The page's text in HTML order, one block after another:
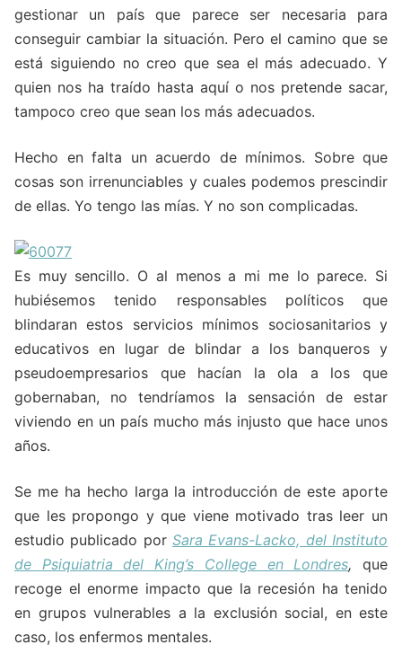
gestionar un país que parece ser necesaria para
conseguir cambiar la situación. Pero el camino que se
está siguiendo no creo que sea el más adecuado. Y
quien nos ha traído hasta aquí o nos pretende sacar,
tampoco creo que sean los más adecuados.
Hecho en falta un acuerdo de mínimos. Sobre que
cosas son irrenunciables y cuales podemos prescindir
de ellas. Yo tengo las mías. Y no son complicadas.
Es muy sencillo. O al menos a mi me lo parece. Si
hubiésemos tenido responsables políticos que
blindaran estos servicios mínimos sociosanitarios y
educativos en lugar de blindar a los banqueros y
pseudoempresarios que hacían la ola a los que
gobernaban, no tendríamos la sensación de estar
viviendo en un país mucho más injusto que hace unos
años.
Se me ha hecho larga la introducción de este aporte
que les propongo y que viene motivado tras leer un
estudio publicado por Sara Evans-Lacko, del Instituto
de Psiquiatria del King’s College en Londres,que
recoge el enorme impacto que la recesión ha tenido
en grupos vulnerables a la exclusión social, en este
caso, los enfermos mentales.